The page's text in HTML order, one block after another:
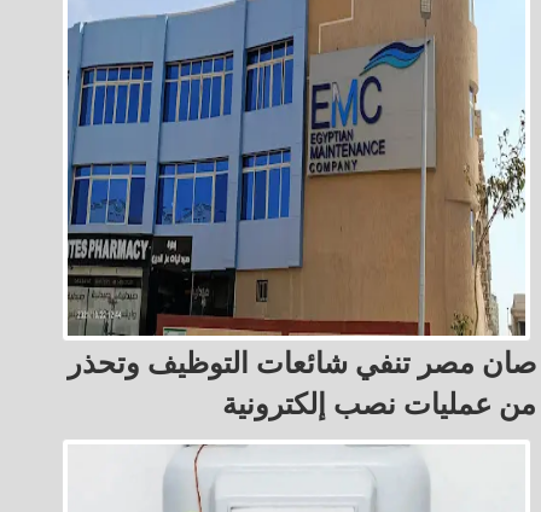
صان مصر تنفي شائعات التوظيف وتحذر
من عمليات نصب إلكترونية